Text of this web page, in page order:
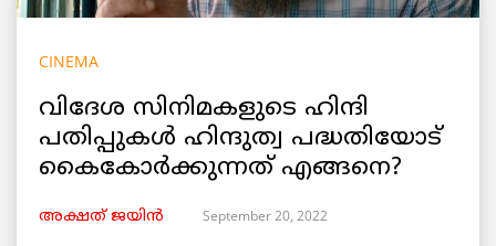
CINEMA
വിദേശ സിനിമകളുടെ ഹിന്ദി
പതിപ്പുകൾ ഹിന്ദുത്വ പദ്ധതിയോട്
കൈകോർക്കുന്നത് എങ്ങനെ?
അക്ഷത് ജയിൻ September 20, 2022